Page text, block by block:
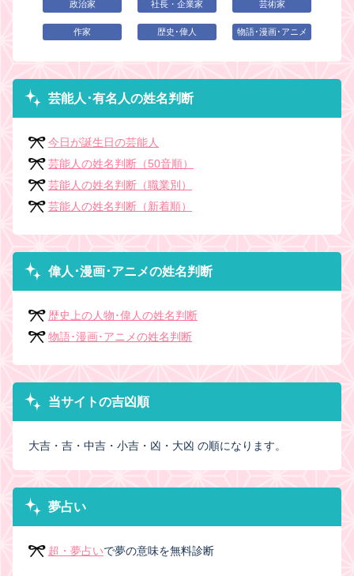
政治家 社長・企業家 芸術家
作家 歴史･偉人 物語･漫画･アニメ
芸能人･有名人の姓名判断
今日が誕生日の芸能人
芸能人の姓名判断（50音順）
芸能人の姓名判断（職業別）
芸能人の姓名判断（新着順）
偉人･漫画･アニメの姓名判断
歴史上の人物･偉人の姓名判断
物語･漫画･アニメの姓名判断
当サイトの吉凶順
大吉・吉・中吉・小吉・凶・大凶 の順になります。
夢占い
超・夢占いで夢の意味を無料診断